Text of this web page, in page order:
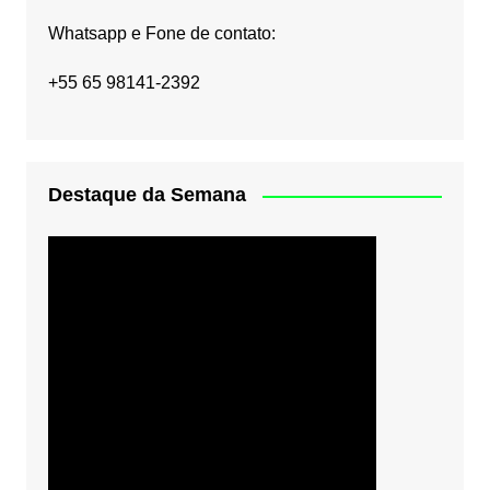
Whatsapp e Fone de contato:
+55 65 98141-2392
Destaque da Semana